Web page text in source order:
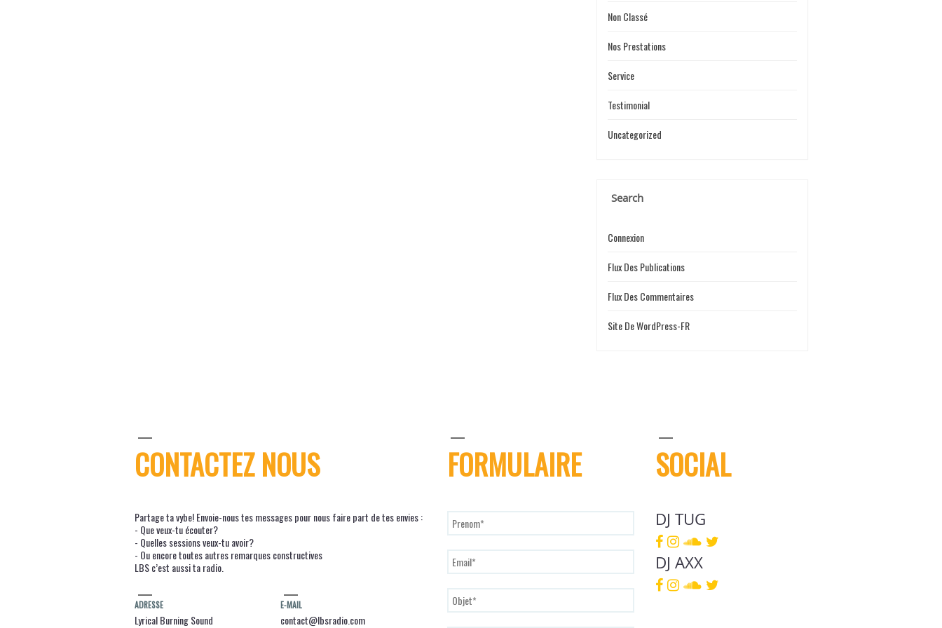
Non Classé
Nos Prestations
Service
Testimonial
Uncategorized
Search
Connexion
Flux Des Publications
Flux Des Commentaires
Site De WordPress-FR
CONTACTEZ NOUS
Partage ta vybe! Envoie-nous tes messages pour nous faire part de tes envies :
- Que veux-tu écouter?
- Quelles sessions veux-tu avoir?
- Ou encore toutes autres remarques constructives
LBS c’est aussi ta radio.
ADRESSE
Lyrical Burning Sound
E-MAIL
contact@lbsradio.com
FORMULAIRE SOCIAL
DJ TUG
DJ AXX